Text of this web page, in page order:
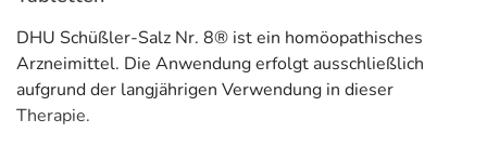
DHU Schüßler-Salz Nr. 8® ist ein homöopathisches
Arzneimittel. Die Anwendung erfolgt ausschließlich
aufgrund der langjährigen Verwendung in dieser
Therapie.